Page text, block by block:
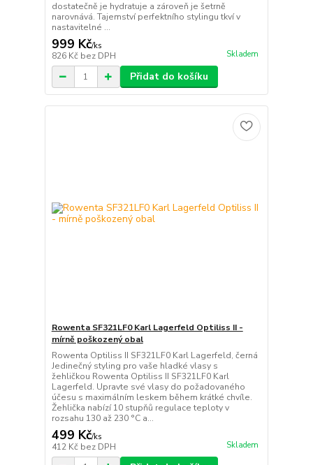
dostatečně je hydratuje a zároveň je šetrně
narovnává. Tajemství perfektního stylingu tkví v
nastavitelné ...
999 Kč/ks
826 Kč bez DPH Skladem
Přidat do košíku
Rowenta SF321LF0 Karl Lagerfeld Optiliss II -
mírně poškozený obal
Rowenta Optiliss II SF321LF0 Karl Lagerfeld, černá
Jedinečný styling pro vaše hladké vlasy s
žehličkou Rowenta Optiliss II SF321LF0 Karl
Lagerfeld. Upravte své vlasy do požadovaného
účesu s maximálním leskem během krátké chvíle.
Žehlička nabízí 10 stupňů regulace teploty v
rozsahu 130 až 230 °C a...
499 Kč/ks
412 Kč bez DPH Skladem